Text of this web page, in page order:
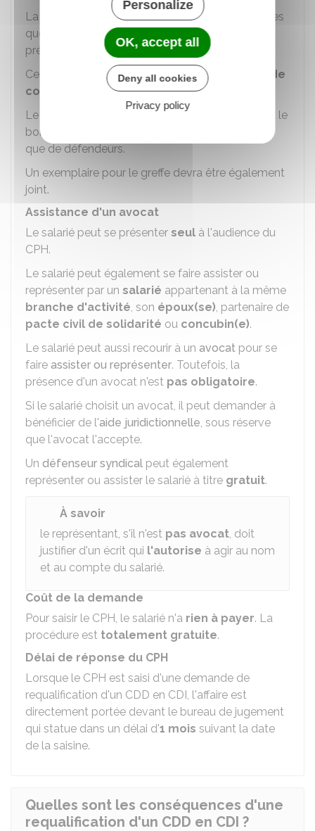
La demande doit êtreaccompagnée
des pièces
que le salarié souhaite invoquer à l'appui de ses
prétentions.
Ces pièces sont énumérées sur unbordereau de
communicationde pièces qui lui est annexé.
Le salarié doit déposer ou envoyer sa requête et le
bordereau au greffe
que de défendeurs.
Un exemplaire pour le greffe devra être également
joint.
Assistance d'un avocat
Le salarié peut se présenter seul à l'audience du
CPH.
Le salarié peut également se faire assister ou
représenter par un salarié appartenant à la même
branche d'activité, son époux(se), partenaire de
pacte civil de solidarité ou concubin(e).
Le salarié peut aussi recourir à un avocat pour se
faire assister ou représenter. Toutefois, la
présence d'un avocat n'est pas obligatoire.
Si le salarié choisit un avocat, il peut demander à
bénéficier de l'aide juridictionnelle, sous réserve
que l'avocat l'accepte.
Un défenseur syndical peut également
représenter ou assister le salarié à titre gratuit.
À savoir
le représentant, s'il n'est pas avocat, doit
justifier d'un écrit qui l'autorise à agir au nom
et au compte du salarié.
Coût de la demande
Pour saisir le CPH, le salarié n'a rien à payer. La
procédure est totalement gratuite.
Délai de réponse du CPH
Lorsque le CPH est saisi d'une demande de
requalification d'un CDD en CDI, l'affaire est
directement portée devant le bureau de jugement
qui statue dans un délai d'1 mois suivant la date
de la saisine.
Quelles sont les conséquences d'une
requalification d'un CDD en CDI ?
Personalize
OK, accept all
Deny all cookies
Privacy policy